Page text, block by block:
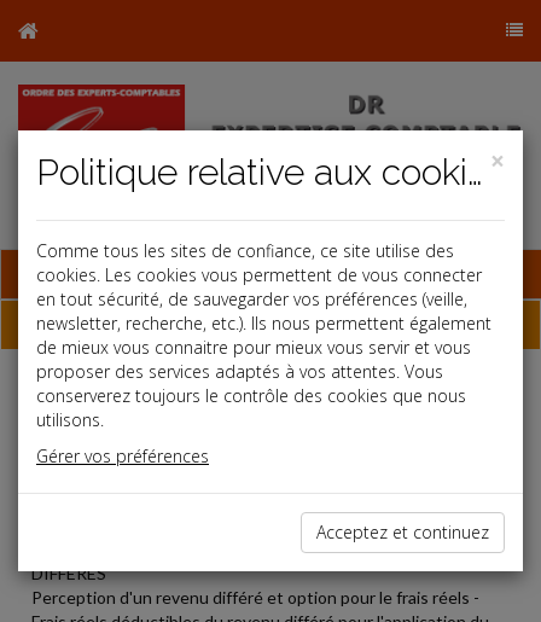
Base documentaire
Dépêches
Liste des dernières dépêches
MÉCANISME DU QUOTIENT APPLICABLE AUX REVENUS
DIFFÉRÉS
Perception d'un revenu différé et option pour le frais réels -
×
Politique relative aux cookies
Comme tous les sites de confiance, ce site utilise des
cookies. Les cookies vous permettent de vous connecter
en tout sécurité, de sauvegarder vos préférences (veille,
newsletter, recherche, etc.). Ils nous permettent également
de mieux vous connaitre pour mieux vous servir et vous
proposer des services adaptés à vos attentes. Vous
conserverez toujours le contrôle des cookies que nous
utilisons.
Gérer vos préférences
Acceptez et continuez